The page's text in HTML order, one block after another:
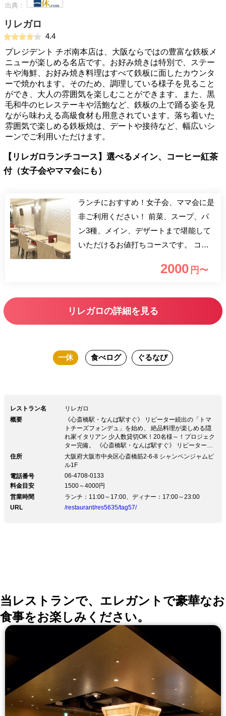
出典：
リレガロ
4.4
プレジデント チボ南本店は、大阪ならではの豊富な鉄板メ
ニューが楽しめる名店です。お好み焼きは特別で、ステー
キや海鮮、お好み焼き料理はすべて鉄板に面したカウンタ
ーで焼かれます。そのため、調理している様子を見ること
ができ、大人の雰囲気を楽しむことができます。また、黒
毛和牛のヒレステーキや活鮑など、鉄板の上で踊る姿を見
ながら味わえる高級食材も用意されています。落ち着いた
雰囲気で楽しめる鉄板焼は、デートや接待など、幅広いシ
ーンでご利用いただけます。
【リレガロランチコース】選べるメイン、コーヒー紅茶
付（女子会やママ会にも）
ランチにおすすめ！女子会、ママ会に是
非ご利用ください！ 前菜、スープ、パ
ン3種、メイン、デザートまで堪能して
いただけるお値打ちコースです。 コー
注文のお客様には、別途ドリンクご注文
2000 円〜
リレガロの詳細を見る
一休 食べログ ぐるなび
レストラン名
リレガロ
概要
《心斎橋駅・なんば駅すぐ》 リピーター続出の「トマ
トチーズフォンデュ」を始め、 絶品料理が楽しめる隠
れ家イタリアン 少人数貸切OK！20名様～！プロジェク
ター完備。 《心斎橋駅・なんば駅すぐ》 リピーター続
出の「トマトチーズフォンデュ」を始め、 絶品料理が
楽しめる隠れ家イタリアン 少人数貸切OK！20名様～！
た隠れ家イタリアン！ イチオシのとろーりチーズが美
味しい「トマトチーズフォンデュ」は リピーターがと
っても多い大人気メニューです！ イタリア語で贈り物
＝レガーロと返信＝Re：を掛け合わせて「リレガロ」
住所
大阪府大阪市中央区心斎橋筋2-6-8 シャンペンジャムビ
ル1F
電話番号
06-4708-0133
料金目安
1500～4000円
営業時間
ランチ：11:00～17:00、ディナー：17:00～23:00
URL
/restaurant/res5635/tag57/
当レストランで、エレガントで豪華なお
食事をお楽しみください。